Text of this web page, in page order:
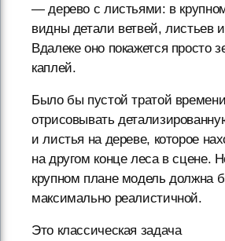
— дерево с листьями: в
видны детали ветвей, листьев
Вдалеке оно покажется просто
каплей.
Было бы пустой тратой времени
отрисовывать
и листья на дереве, которое
на другом конце леса в сцене.
крупном плане модель должна
максимально реалистичной.
Это классическая задача